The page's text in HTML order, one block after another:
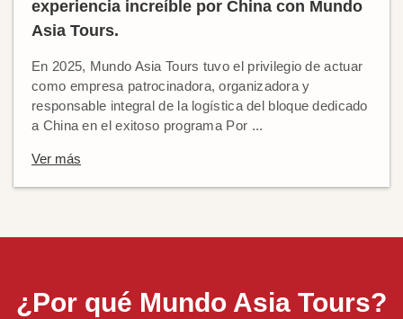
experiencia increíble por China con Mundo
Asia Tours.
En 2025, Mundo Asia Tours tuvo el privilegio de actuar
como empresa patrocinadora, organizadora y
responsable integral de la logística del bloque dedicado
a China en el exitoso programa Por ...
Ver más
¿Por qué Mundo Asia Tours?